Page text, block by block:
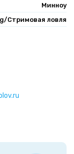
Минноу
Стримовая ловля